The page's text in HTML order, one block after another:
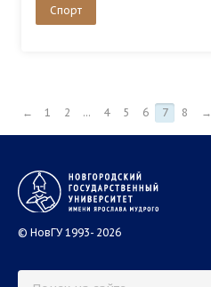
Спорт
← 1 2 ... 4 5 6 7 8 →
© НовГУ 1993- 2026